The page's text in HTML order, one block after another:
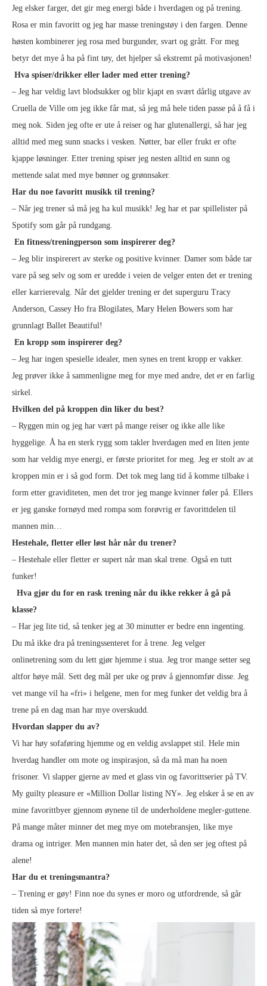
Jeg elsker farger, det gir meg energi både i hverdagen og på trening.
Rosa er min favoritt og jeg har masse treningstøy i den fargen. Denne
høsten kombinerer jeg rosa med burgunder, svart og grått. For meg
betyr det mye å ha på fint tøy, det hjelper så ekstremt på motivasjonen!
Hva spiser/drikker eller lader med etter trening?
– Jeg har veldig lavt blodsukker og blir kjapt en svært dårlig utgave av
Cruella de Ville om jeg ikke får mat, så jeg må hele tiden passe på å få i
meg nok. Siden jeg ofte er ute å reiser og har glutenallergi, så har jeg
alltid med meg sunn snacks i vesken. Nøtter, bar eller frukt er ofte
kjappe løsninger. Etter trening spiser jeg nesten alltid en sunn og
mettende salat med mye bønner og grønnsaker.
Har du noe favoritt musikk til trening?
– Når jeg trener så må jeg ha kul musikk! Jeg har et par spillelister på
Spotify som går på rundgang.
En fitness/treningperson som inspirerer deg?
– Jeg blir inspirerert av sterke og positive kvinner. Damer som både tar
vare på seg selv og som er uredde i veien de velger enten det er trening
eller karrierevalg. Når det gjelder trening er det superguru Tracy
Anderson, Cassey Ho fra Blogilates, Mary Helen Bowers som har
grunnlagt Ballet Beautiful!
En kropp som inspirerer deg?
– Jeg har ingen spesielle idealer, men synes en trent kropp er vakker.
Jeg prøver ikke å sammenligne meg for mye med andre, det er en farlig
sirkel.
Hvilken del på kroppen din liker du best?
– Ryggen min og jeg har vært på mange reiser og ikke alle like
hyggelige. Å ha en sterk rygg som takler hverdagen med en liten jente
som har veldig mye energi, er første prioritet for meg. Jeg er stolt av at
kroppen min er i så god form. Det tok meg lang tid å komme tilbake i
form etter graviditeten, men det tror jeg mange kvinner føler på. Ellers
er jeg ganske fornøyd med rompa som forøvrig er favorittdelen til
mannen min…
Hestehale, fletter eller løst hår når du trener?
– Hestehale eller fletter er supert når man skal trene. Også en tutt
funker!
Hva gjør du for en rask trening når du ikke rekker å gå på
klasse?
– Har jeg lite tid, så tenker jeg at 30 minutter er bedre enn ingenting.
Du må ikke dra på treningssenteret for å trene. Jeg velger
onlinetrening som du lett gjør hjemme i stua. Jeg tror mange setter seg
altfor høye mål. Sett deg mål per uke og prøv å gjennomfør disse. Jeg
vet mange vil ha «fri» i helgene, men for meg funker det veldig bra å
trene på en dag man har mye overskudd.
Hvordan slapper du av?
Vi har høy sofaføring hjemme og en veldig avslappet stil. Hele min
hverdag handler om mote og inspirasjon, så da må man ha noen
frisoner. Vi slapper gjerne av med et glass vin og favorittserier på TV.
My guilty pleasure er «Million Dollar listing NY». Jeg elsker å se en av
mine favorittbyer gjennom øynene til de underholdene megler-guttene.
På mange måter minner det meg mye om motebransjen, like mye
drama og intriger. Men mannen min hater det, så den ser jeg oftest på
alene!
Har du et treningsmantra?
– Trening er gøy! Finn noe du synes er moro og utfordrende, så går
tiden så mye fortere!